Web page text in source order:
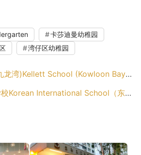
卡莎迪曼幼稚园
湾仔区幼稚园
School (Kowloon Bay campus)（观塘区幼稚园）
International School（东区幼稚园）